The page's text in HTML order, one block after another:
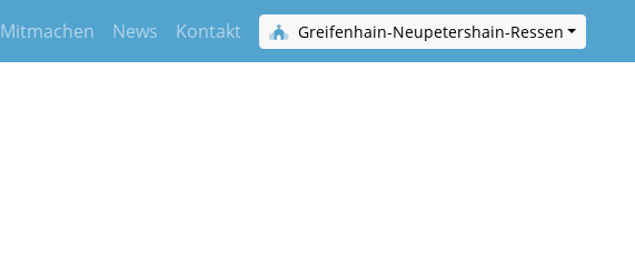
Mitmachen News Kontakt Greifenhain-Neupetershain-Ressen